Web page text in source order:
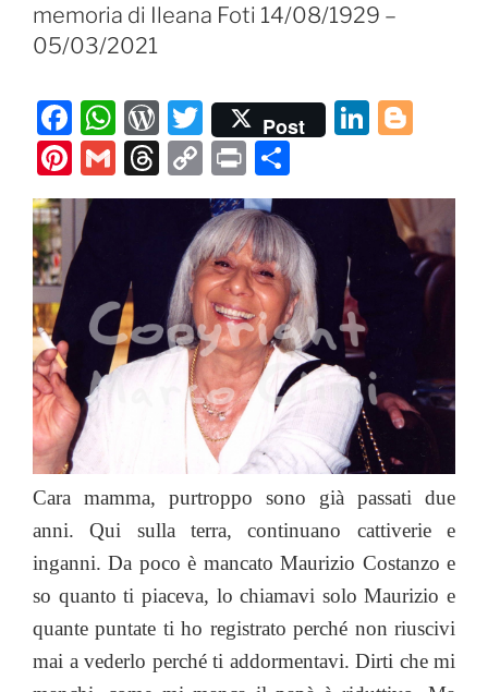
memoria di Ileana Foti 14/08/1929 –
05/03/2021
F
a
c
e
b
o
W
h
at
p
p
W
or
d
re
ss
T
w
itt
er
Post
Li
e
dI
g
er
Pi
nt
er
e
st
G
m
T
hr
a
d
s
C
o
p
y
Li
n
k
P
ri
nt
o
n
di
vi
di
Cara mamma, purtroppo sono già passati due
anni. Qui sulla terra, continuano cattiverie e
inganni. Da poco è mancato Maurizio Costanzo e
so quanto ti piaceva, lo chiamavi solo Maurizio e
quante puntate ti ho registrato perché non riuscivi
mai a vederlo perché ti addormentavi. Dirti che mi